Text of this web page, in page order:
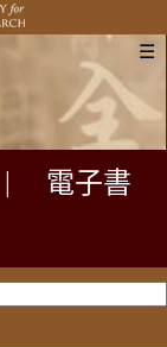
☰
電子書